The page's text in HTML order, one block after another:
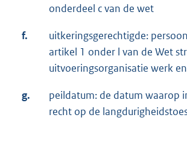
onderdeel c van de wet
f.
uitkeringsgerechtigde:
artikel 1 onder l van de Wet
uitvoeringsorganisatie werk
g.
peildatum: de datum waarop
recht op de